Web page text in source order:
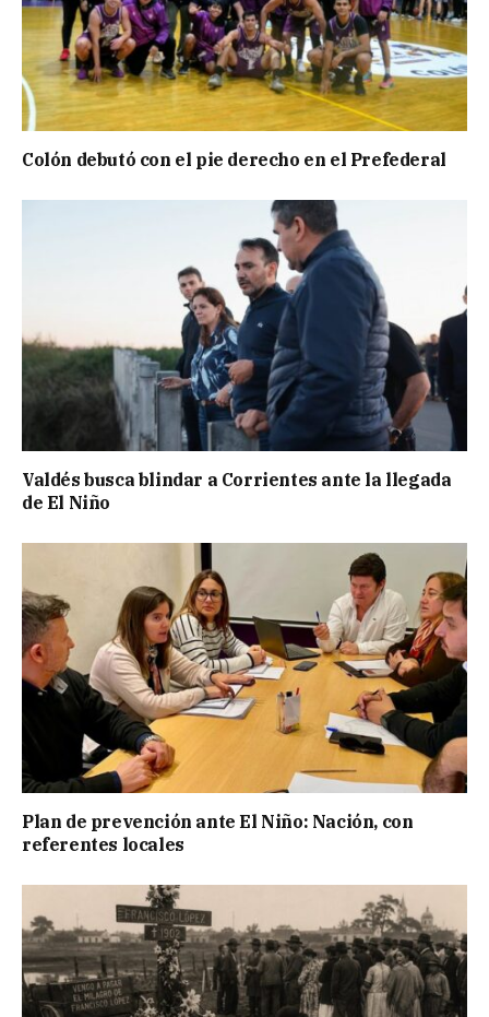
Colón debutó con el pie derecho en el Prefederal
Valdés busca blindar a Corrientes ante la llegada
de El Niño
Plan de prevención ante El Niño: Nación, con
referentes locales